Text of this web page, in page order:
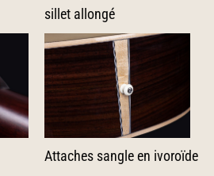
sillet allongé
Attaches sangle en ivoroïde